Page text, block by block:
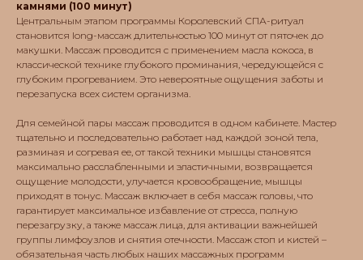
камнями (100 минут)
Центральным этапом программы Королевский СПА-ритуал
становится long-массаж длительностью 100 минут от пяточек до
макушки. Массаж проводится с применением масла кокоса, в
классической технике глубокого проминания, чередующейся с
глубоким прогреванием. Это невероятные ощущения заботы и
перезапуска всех систем организма.
Для семейной пары массаж проводится в одном кабинете. Мастер
тщательно и последовательно работает над каждой зоной тела,
разминая и согревая ее, от такой техники мышцы становятся
максимально расслабленными и эластичными, возвращается
ощущение молодости, улучается кровообращение, мышцы
приходят в тонус. Массаж включает в себя массаж головы, что
гарантирует максимальное избавление от стресса, полную
перезагрузку, а также массаж лица, для активации важнейшей
группы лимфоузлов и снятия отечности. Массаж стоп и кистей –
обязательная часть любых наших массажных программ
КОНТАКТЫ
Алматы, ул.
Прокофьева, д. 183
угол ул. Есенжанова,
станция метро
"Сайран"
+7 777 370
0299